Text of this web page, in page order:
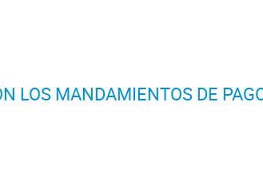
MANDAMIENTOS DE